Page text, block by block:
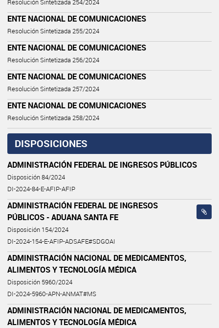
Resolución Sintetizada 254/2024
ENTE NACIONAL DE COMUNICACIONES
Resolución Sintetizada 255/2024
ENTE NACIONAL DE COMUNICACIONES
Resolución Sintetizada 256/2024
ENTE NACIONAL DE COMUNICACIONES
Resolución Sintetizada 257/2024
ENTE NACIONAL DE COMUNICACIONES
Resolución Sintetizada 258/2024
DISPOSICIONES
ADMINISTRACIÓN FEDERAL DE INGRESOS PÚBLICOS
Disposición 84/2024
DI-2024-84-E-AFIP-AFIP
ADMINISTRACIÓN FEDERAL DE INGRESOS
PÚBLICOS - ADUANA SANTA FE
Disposición 154/2024
DI-2024-154-E-AFIP-ADSAFE#SDGOAI
ADMINISTRACIÓN NACIONAL DE MEDICAMENTOS,
ALIMENTOS Y TECNOLOGÍA MÉDICA
Disposición 5960/2024
DI-2024-5960-APN-ANMAT#MS
ADMINISTRACIÓN NACIONAL DE MEDICAMENTOS,
ALIMENTOS Y TECNOLOGÍA MÉDICA